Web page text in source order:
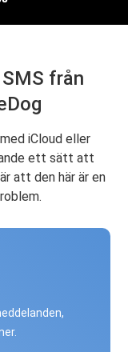
från
iCloud eller
ett sätt att
att den här är en